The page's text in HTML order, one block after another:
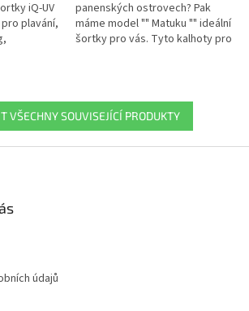
iQ-UV
plavání,
panenských ostrovech? Pak
máme model "" Matuku "" ideální
šortky pro vás. Tyto kalhoty pro
VŠECHNY SOUVISEJÍCÍ PRODUKTY
údajů